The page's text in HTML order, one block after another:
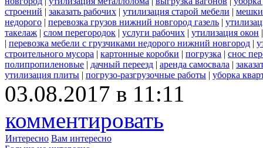
строений | заказать рабочих | утилизация старой мебели |
недорого | перевозка грузов нижний новгород газель |
такелаж | слом перегородок | услуги рабочих | утилизация окон
| перевозка мебели с грузчиками недорого нижний новгород |
строительного мусора | картонные коробки | погрузка | снос
полипропиленовые | дачный переезд | аренда самосвала |
утилизация плиты | погрузо-разгрузочные работы | уборка
03.08.2017 в 11:11
комментировать
Интересно Вам интересно